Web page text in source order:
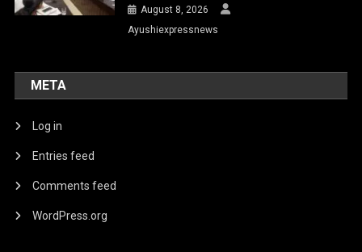
August 8, 2026
Ayushiexpressnews
META
Log in
Entries feed
Comments feed
WordPress.org